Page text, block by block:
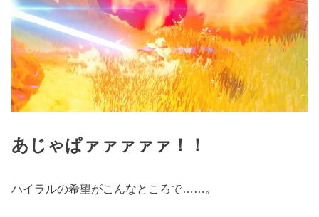
あじゃぱァァァァァ！！
ハイラルの希望がこんなところで……。